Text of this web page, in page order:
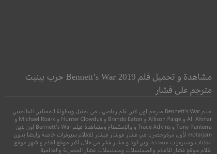
الموتى لا يموتوا
مشاهدة و تحميل فلم Bennett’s War 2019 حرب بينيت
مترجم على فشار
فيلم Bennett’s War مترجم اون لاين فلم رياضي , من تمثيل وبطولة الممثلين العالميين
Ali Afshar و Allison Paige و Brando Eaton و Hunter Clowdus و Michael Roark و
Tony Panterra و Trace Adkins و والإستمتاع ومشاهدة فيلم Bennett’s War اون لاين
motarjam لأول مرةوحصريا في فشار فوشار فيشار للافلام سيرفرات خاصة وايضا بدون
اعلانات وسيرفرات متعدده اوبن لود و فشار فشر من خلال اكبر موقع افلام واشهر موقع
افلام موقع فشار للافلام والمسلسلات ومسلسلات فشار الحصرية والعالمية